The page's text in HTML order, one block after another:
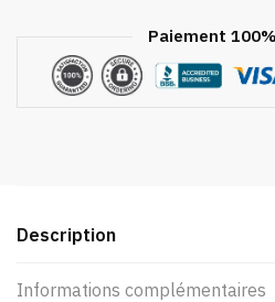
Paiement
Description
Informations complémentaires